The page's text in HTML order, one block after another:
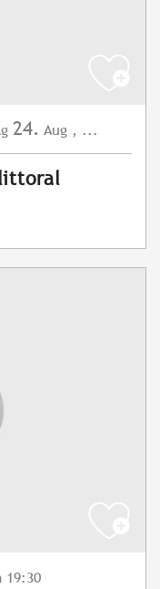
24. Aug , ...
19:30